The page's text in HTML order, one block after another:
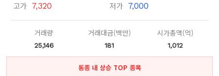
고가 7,320 저가 7,000
거래량
25,146
거래대금(백만)
181
시가총액(억)
1,012
동종 내 상승 TOP 종목